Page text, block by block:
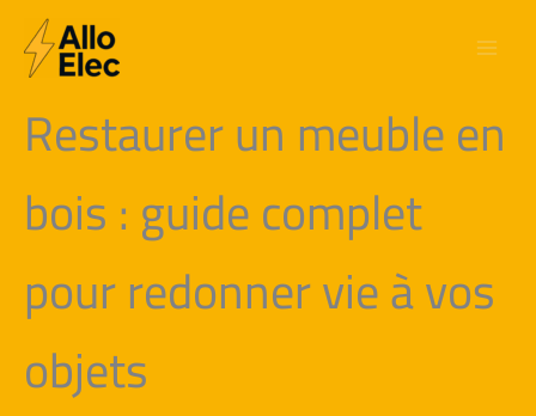
contenu
Restaurer un meuble en
bois : guide complet
pour redonner vie à vos
objets